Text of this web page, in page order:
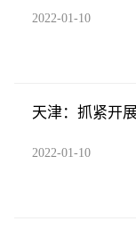
2022-01-10
天津：抓紧开
2022-01-10